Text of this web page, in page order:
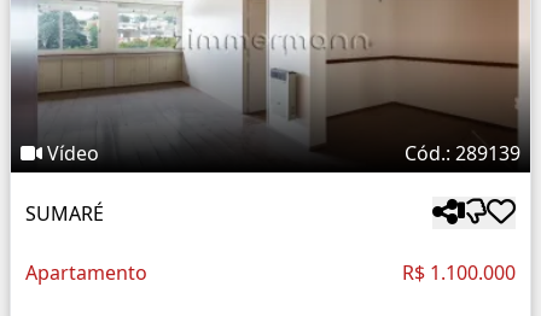
Vídeo Cód.: 289139
SUMARÉ
Apartamento R$ 1.100.000